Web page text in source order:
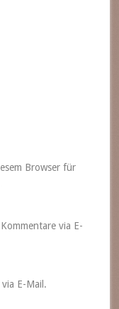
Browser für
via E-
E-Mail.